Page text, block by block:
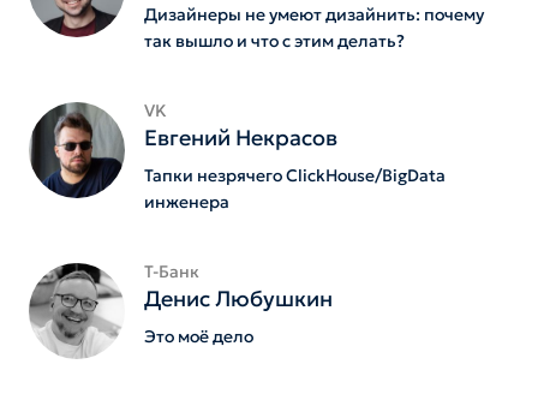
Дизайнеры не умеют дизайнить: почему
так вышло и что с этим делать?
VK
Евгений Некрасов
Тапки незрячего ClickHouse/BigData
инженера
Т-Банк
Денис Любушкин
Это моё дело